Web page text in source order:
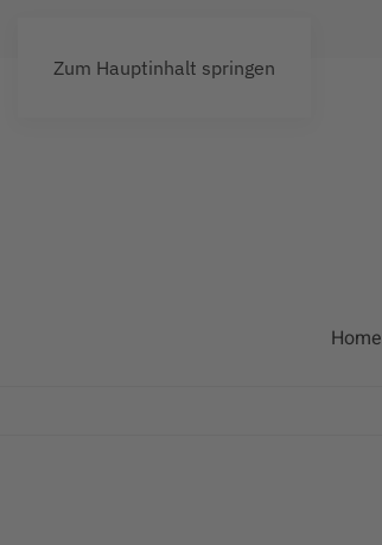
Zum Hauptinhalt springen
Home